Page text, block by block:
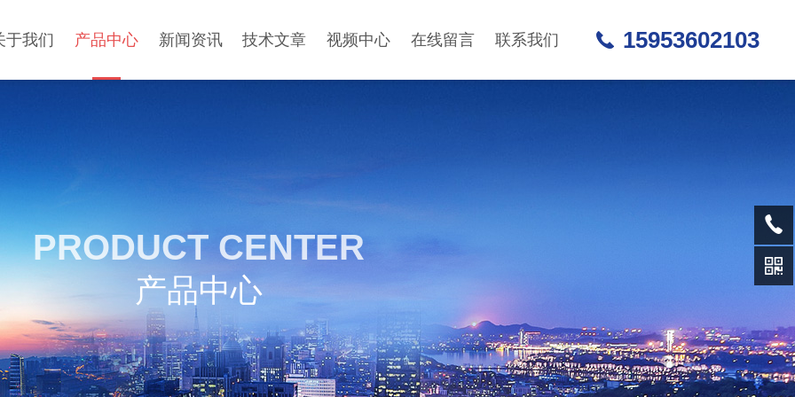
于我们 产品中心 新闻资讯 技术文章 视频中心 在线留言 联系我们 15953602103
PRODUCT CENTER
产品中心